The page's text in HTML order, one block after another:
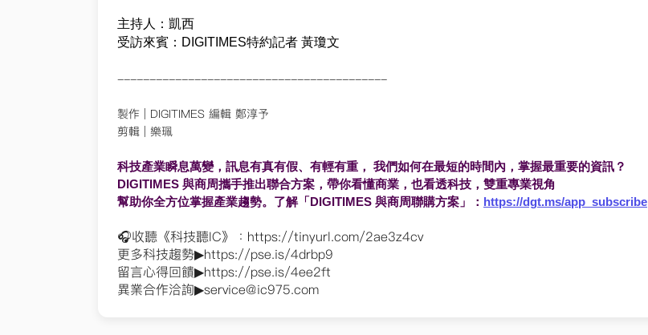
主持人：凱西
受訪來賓：DIGITIMES特約記者 黃瓊文
------------------------------------------
製作 | DIGITIMES 編輯 鄭淳予
剪輯 | 樂珮
科技產業瞬息萬變，訊息有真有假、有輕有重， 我們如何在最短的時間內，掌握最重要的資訊？
DIGITIMES 與商周攜手推出聯合方案，帶你看懂商業，也看透科技， 雙重專業視角
幫助你全方位掌握產業趨勢。了解「DIGITIMES 與商周聯購方案」： https://dgt.ms/app_ subscribe
🎧收聽《科技聽IC》：https://tinyurl.com/2ae3z4cv
更多科技趨勢▶https://pse.is/4drbp9
留言心得回饋▶https://pse.is/4ee2ft
異業合作洽詢▶service@ic975.com